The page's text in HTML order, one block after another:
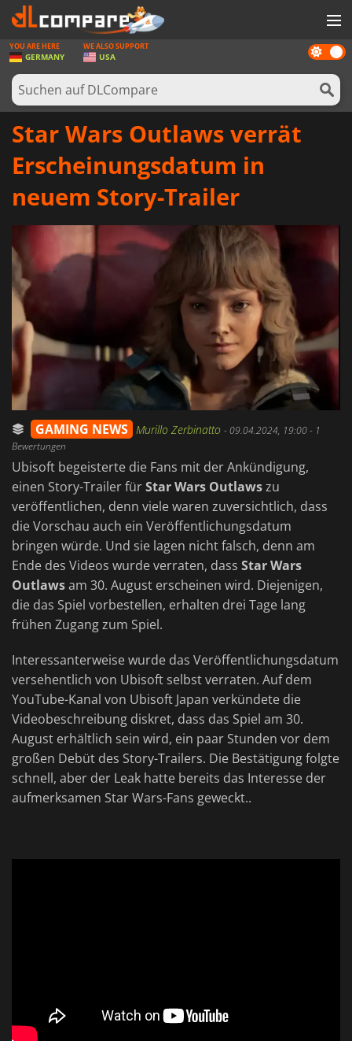
SPIELE
SPIEL KARTEN
SOFTWARE
ANMELDEN ODER REGISTRIEREN
Dark
mode
YOU ARE HERE
GERMANY
WE ALSO SUPPORT
USA
Star Wars Outlaws verrät
Erscheinungsdatum in
neuem Story-Trailer
GAMING NEWS Murillo Zerbinatto -09.04.2024, 19:00- 1
Bewertungen
Ubisoft begeisterte die Fans mit der Ankündigung,
einen Story-Trailer fürStar Wars Outlawszu
veröffentlichen, denn viele waren zuversichtlich, dass
die Vorschau auch ein Veröffentlichungsdatum
bringen würde. Und sie lagen nicht falsch, denn am
Ende des Videos wurde verraten, dass Star Wars
Outlawsam 30. August erscheinen wird. Diejenigen,
die das Spiel vorbestellen, erhalten drei Tage lang
frühen Zugang zum Spiel.
Interessanterweise wurde das Veröffentlichungsdatum
versehentlich von Ubisoft selbst verraten. Auf dem
YouTube-Kanal von Ubisoft Japan verkündete die
Videobeschreibung diskret, dass das Spiel am 30.
August erhältlich sein wird, ein paar Stunden vor dem
großen Debüt des Story-Trailers. Die Bestätigung folgte
schnell, aber der Leak hatte bereits das Interesse der
aufmerksamen Star Wars-Fans geweckt..